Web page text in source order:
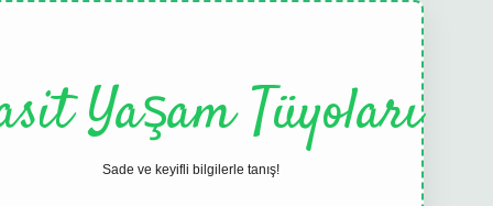
Yaşam Tüyoları
Sade ve keyifli bilgilerle tanış!